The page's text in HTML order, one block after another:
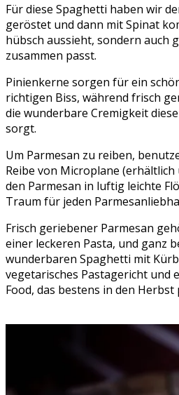
Für diese Spaghetti haben wir
geröstet und dann mit Spinat
hübsch aussieht, sondern auch
zusammen passt.
Pinienkerne sorgen für ein
richtigen Biss, während frisch
die wunderbare Cremigkeit
sorgt.
Um Parmesan zu reiben,
Reibe von Microplane (erhältlich
den Parmesan in luftig leichte
Traum für jeden
Frisch geriebener Parmesan
einer leckeren Pasta, und ganz
wunderbaren Spaghetti mit
vegetarisches Pastagericht und
Food, das bestens in den Herbst